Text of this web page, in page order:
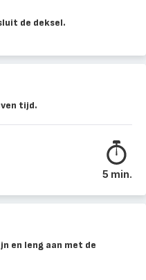
de deksel.
tijd.
5 min.
en leng aan met de